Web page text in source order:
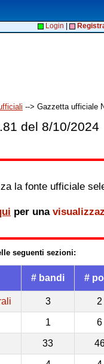
Login
--> Gazzetta ufficiale
del 8/10/2024
la fonte ufficiale
per una
seguenti sezioni:
# bandi #
3 2
1 6
33